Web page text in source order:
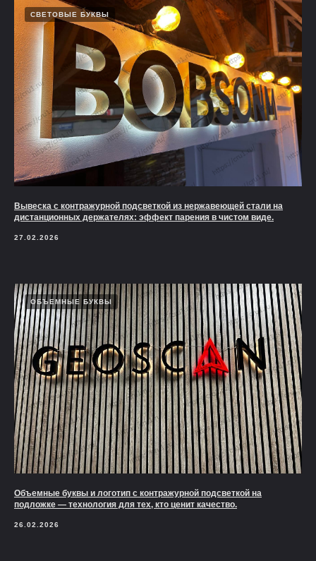
СВЕТОВЫЕ БУКВЫ
Вывеска с контражурной подсветкой из нержавеющей стали на
дистанционных держателях: эффект парения в чистом виде.
27.02.2026
ОБЪЕМНЫЕ БУКВЫ
Объемные буквы и логотип с контражурной подсветкой на
подложке — технология для тех, кто ценит качество.
26.02.2026